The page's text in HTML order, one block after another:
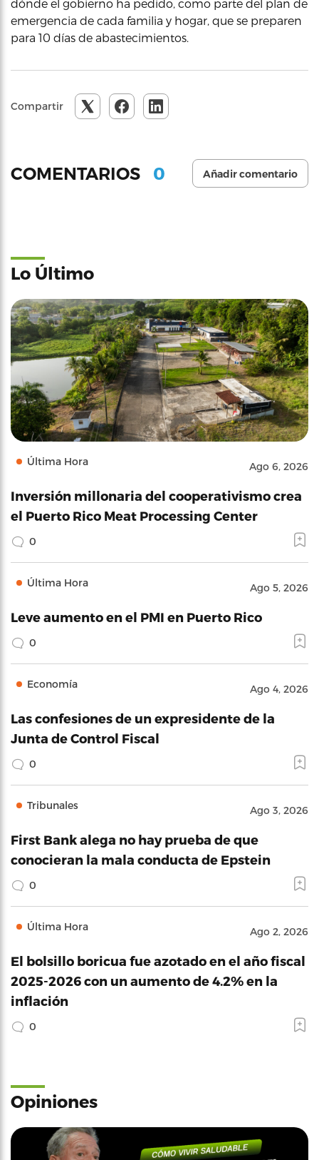
dónde el gobierno ha pedido, como parte del plan de
emergencia de cada familia y hogar, que se preparen
para 10 días de abastecimientos.
Compartir
COMENTARIOS 0 Añadir comentario
Lo Último
Última Hora Ago 6, 2026
Inversión millonaria del cooperativismo crea
el Puerto Rico Meat Processing Center
0
Última Hora Ago 5, 2026
Leve aumento en el PMI en Puerto Rico
0
Economía Ago 4, 2026
Las confesiones de un expresidente de la
Junta de Control Fiscal
0
Tribunales Ago 3, 2026
First Bank alega no hay prueba de que
conocieran la mala conducta de Epstein
0
Última Hora Ago 2, 2026
El bolsillo boricua fue azotado en el año fiscal
2025-2026 con un aumento de 4.2% en la
inflación
0
Opiniones